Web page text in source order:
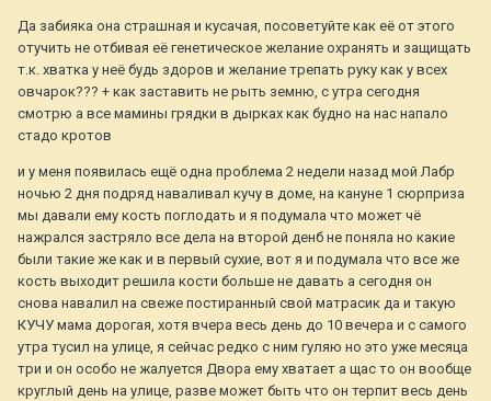
Да забияка она страшная и кусачая, посоветуйте как её от этого
отучить не отбивая её генетическое желание охранять и защищать
т.к. хватка у неё будь здоров и желание трепать руку как у всех
овчарок??? + как заставить не рыть земню, с утра сегодня
смотрю а все мамины грядки в дырках как будно на нас напало
стадо кротов
и у меня появилась ещё одна проблема 2 недели назад мой Лабр
ночью 2 дня подряд наваливал кучу в доме, на кануне 1 сюрприза
мы давали ему кость поглодать и я подумала что может чё
нажрался застряло все дела на второй денб не поняла но какие
были такие же как и в первый сухие, вот я и подумала что все же
кость выходит решила кости больше не давать а сегодня он
снова навалил на свеже постиранный свой матрасик да и такую
КУЧУ мама дорогая, хотя вчера весь день до 10 вечера и с самого
утра тусил на улице, я сейчас редко с ним гуляю но это уже месяца
три и он особо не жалуется Двора ему хватает а щас то он вообще
круглый день на улице, разве может быть что он терпит весь день